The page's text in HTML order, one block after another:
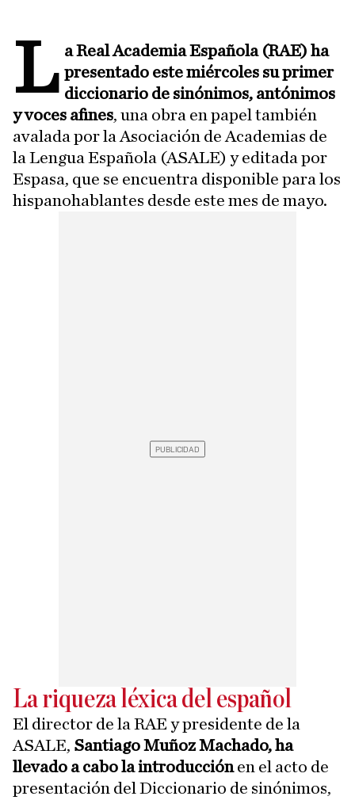
L a Real Academia Española (RAE) ha
presentado este miércoles su primer
diccionario de sinónimos, antónimos
y voces afines, una obra en papel también
avalada por la Asociación de Academias de
la Lengua Española (ASALE) y editada por
Espasa, que se encuentra disponible para los
hispanohablantes desde este mes de mayo.
La riqueza léxica del español
El director de la RAE y presidente de la
ASALE, Santiago Muñoz Machado, ha
llevado a cabo la introducciónen el acto de
presentación del Diccionario de sinónimos,